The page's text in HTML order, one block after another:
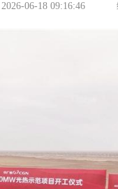
06-18 09:16:46